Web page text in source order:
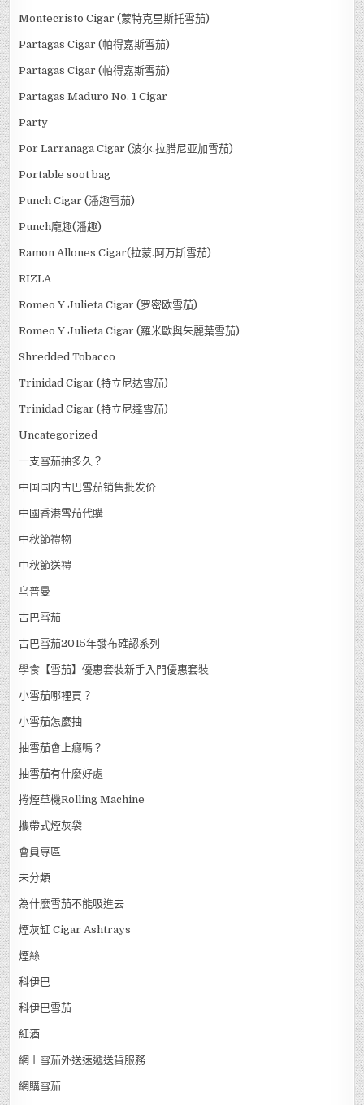
Montecristo Cigar (蒙特克里斯托雪茄)
Partagas Cigar (帕得嘉斯雪茄)
Partagas Cigar (帕得嘉斯雪茄)
Partagas Maduro No. 1 Cigar
Party
Por Larranaga Cigar (波尔.拉腊尼亚加雪茄)
Portable soot bag
Punch Cigar (潘趣雪茄)
Punch龐趣(潘趣)
Ramon Allones Cigar(拉蒙.阿万斯雪茄)
RIZLA
Romeo Y Julieta Cigar (罗密欧雪茄)
Romeo Y Julieta Cigar (羅米歐與朱麗葉雪茄)
Shredded Tobacco
Trinidad Cigar (特立尼达雪茄)
Trinidad Cigar (特立尼達雪茄)
Uncategorized
一支雪茄抽多久？
中国国内古巴雪茄销售批发价
中國香港雪茄代購
中秋節禮物
中秋節送禮
乌普曼
古巴雪茄
古巴雪茄2015年發布確認系列
學食【雪茄】優惠套裝新手入門優惠套裝
小雪茄哪裡買？
小雪茄怎麼抽
抽雪茄會上癮嗎？
抽雪茄有什麼好處
捲煙草機Rolling Machine
攜帶式煙灰袋
會員專區
未分類
為什麼雪茄不能吸進去
煙灰缸 Cigar Ashtrays
煙絲
科伊巴
科伊巴雪茄
紅酒
網上雪茄外送速遞送貨服務
網購雪茄